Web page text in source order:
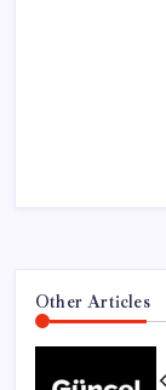
Other Articles